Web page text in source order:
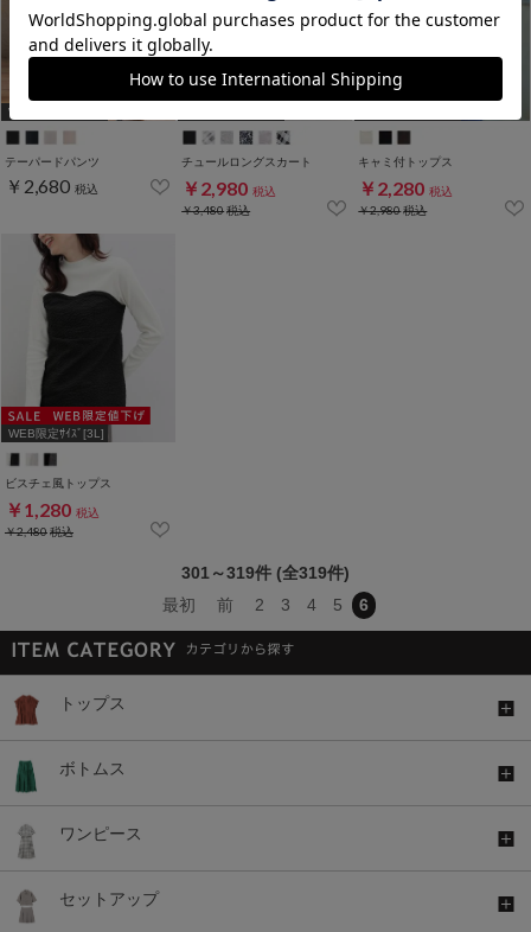
WEB限定ｻｲｽﾞ[3L]
テーパードパンツ
￥2,680 税込
チュールロングスカート
￥2,980 税込
￥3,480税込
キャミ付トップス
￥2,280 税込
￥2,980税込
WEB限定ｻｲｽﾞ[3L]
ビスチェ風トップス
￥1,280 税込
￥2,480税込
301～319件 (全319件)
最初
前 2 3 4 5 6
トップス
ボトムス
ワンピース
セットアップ